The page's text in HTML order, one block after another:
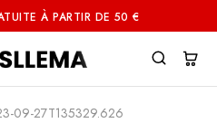
À PARTIR DE 50 €
09-27T135329.626